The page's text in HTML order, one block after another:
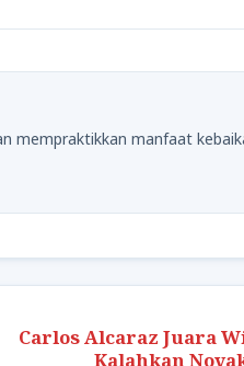
mempraktikkan manfaat
Carlos Alcaraz Juara
Kalahkan